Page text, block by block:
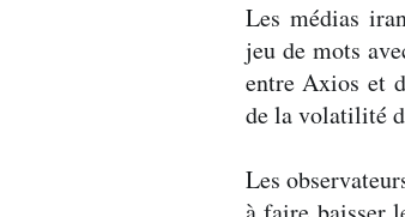
Les médias
jeu de mots
entre Axios et
de la volatilité
Les